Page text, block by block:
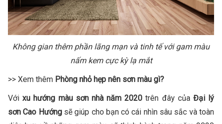
Không gian thêm phần lãng mạn và tinh tế với gam màu
nấm kem cực kỳ lạ mắt
>> Xem thêm Phòng nhỏ hẹp nên sơn màu gì?
Vớixu hướng màu sơn nhà năm 2020 trên đây của Đại lý
sơn Cao Hướngsẽ giúp cho bạn có cái nhìn sâu sắc và toàn